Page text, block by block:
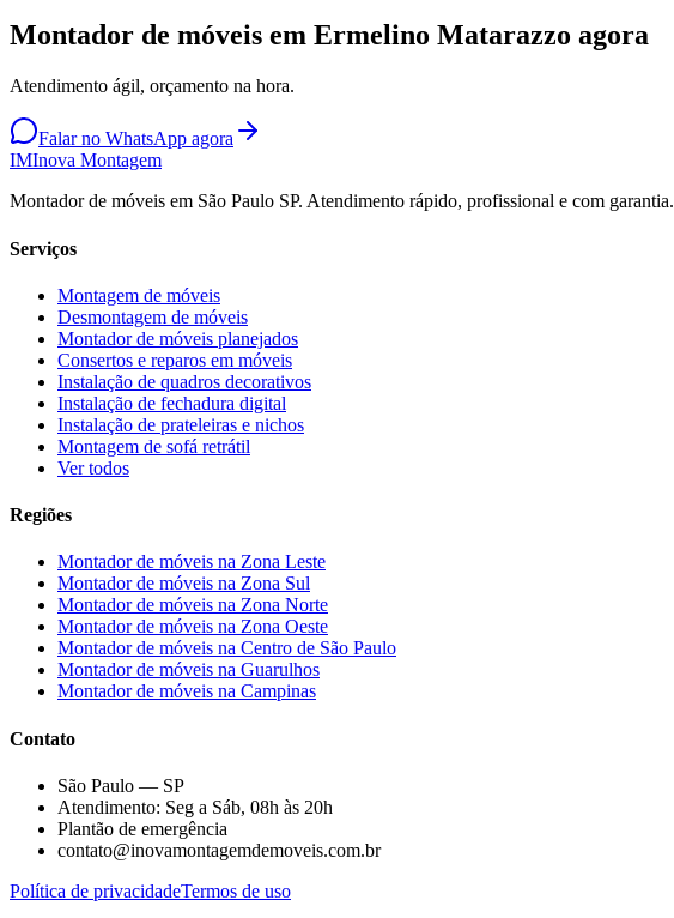
Montador de móveis em Ermelino Matarazzo agora
Atendimento ágil, orçamento na hora.
Falar no WhatsApp agora
IMInova Montagem
Montador de móveis em São Paulo SP. Atendimento rápido, profissional e com garantia.
Serviços
Montagem de móveis
Desmontagem de móveis
Montador de móveis planejados
Consertos e reparos em móveis
Instalação de quadros decorativos
Instalação de fechadura digital
Instalação de prateleiras e nichos
Montagem de sofá retrátil
Ver todos
Regiões
Montador de móveis na Zona Leste
Montador de móveis na Zona Sul
Montador de móveis na Zona Norte
Montador de móveis na Zona Oeste
Montador de móveis na Centro de São Paulo
Montador de móveis na Guarulhos
Montador de móveis na Campinas
Contato
São Paulo — SP
Atendimento: Seg a Sáb, 08h às 20h
Plantão de emergência
contato@inovamontagemdemoveis.com.br
Política de privacidadeTermos de uso